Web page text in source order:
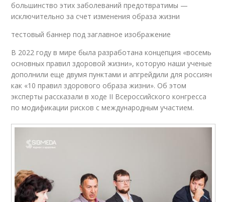
большинство этих заболеваний предотвратимы —
исключительно за счет изменения образа жизни
тестовый баннер под заглавное изображение
В 2022 году в мире была разработана концепция «восемь
основных правил здоровой жизни», которую наши ученые
дополнили еще двумя пунктами и апгрейдили для россиян
как «10 правил здорового образа жизни». Об этом
эксперты рассказали в ходе II Всероссийского конгресса
по модификации рисков с международным участием.